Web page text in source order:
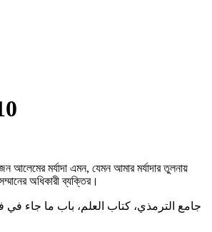
মর্যাদা এমন, যেমন আমার মর্যাদার তুলনায়
অধিকারী ব্যক্তির।
جامع الترمذي، کتاب العلم، باب ما جاء في